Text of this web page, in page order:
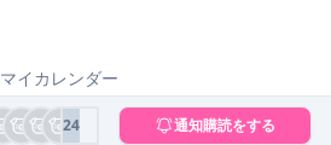
マイカレンダー
24 通知購読をする